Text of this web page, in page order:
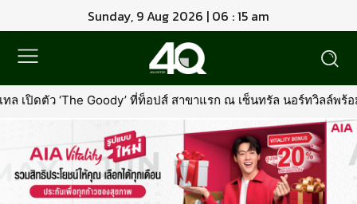
Sunday, 9 Aug 2026 | 06 : 15 am
ที่ท็อปส์ สาขาแรก ณ เซ็นทรัล นอร์ทวิลล์พร้อมรุกตลาด Premium